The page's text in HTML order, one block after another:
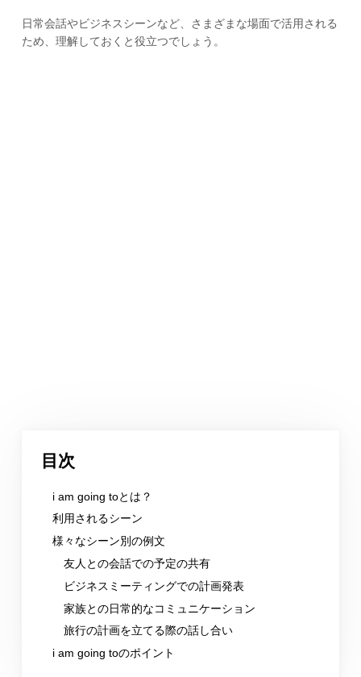
日常会話やビジネスシーンなど、さまざまな場面で活用される
ため、理解しておくと役立つでしょう。
目次
i am going toとは？
利用されるシーン
様々なシーン別の例文
友人との会話での予定の共有
ビジネスミーティングでの計画発表
家族との日常的なコミュニケーション
旅行の計画を立てる際の話し合い
i am going toのポイント